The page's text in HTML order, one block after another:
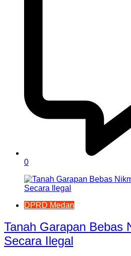
0
DPRD Medan
Tanah Garapan Bebas
Secara Ilegal